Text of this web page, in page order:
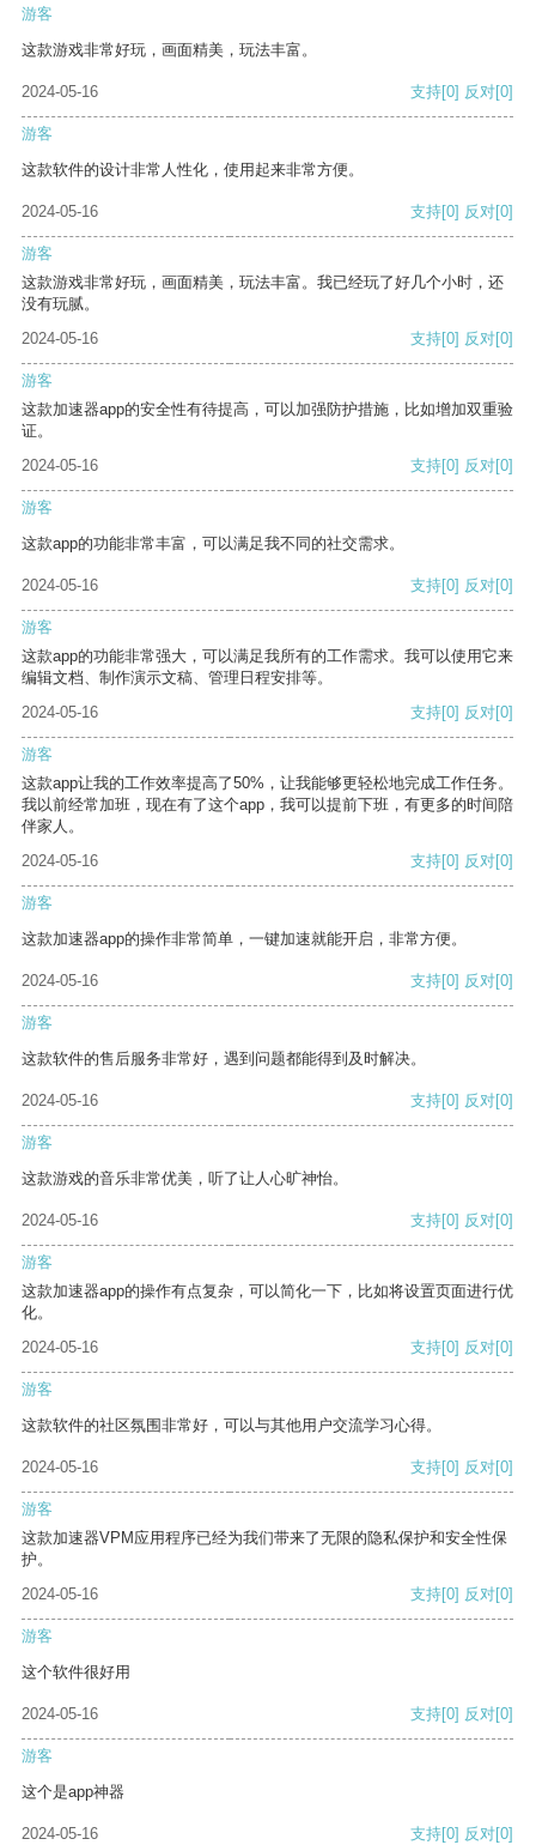
游客
这款游戏非常好玩，画面精美，玩法丰富。
2024-05-16 支持[0] 反对[0]
游客
这款软件的设计非常人性化，使用起来非常方便。
2024-05-16 支持[0] 反对[0]
游客
这款游戏非常好玩，画面精美，玩法丰富。我已经玩了好几个小时，还
没有玩腻。
2024-05-16
支持[0] 反对[0]
游客
这款加速器app的安全性有待提高，可以加强防护措施，比如增加双重验
证。
2024-05-16
支持[0] 反对[0]
游客
这款app的功能非常丰富，可以满足我不同的社交需求。
2024-05-16 支持[0] 反对[0]
游客
这款app的功能非常强大，可以满足我所有的工作需求。我可以使用它来
编辑文档、制作演示文稿、管理日程安排等。
2024-05-16
支持[0] 反对[0]
游客
这款app让我的工作效率提高了50%，让我能够更轻松地完成工作任务。
我以前经常加班，现在有了这个app，我可以提前下班，有更多的时间陪
伴家人。
2024-05-16
支持[0] 反对[0]
游客
这款加速器app的操作非常简单，一键加速就能开启，非常方便。
2024-05-16 支持[0] 反对[0]
游客
这款软件的售后服务非常好，遇到问题都能得到及时解决。
2024-05-16 支持[0] 反对[0]
游客
这款游戏的音乐非常优美，听了让人心旷神怡。
2024-05-16 支持[0] 反对[0]
游客
这款加速器app的操作有点复杂，可以简化一下，比如将设置页面进行优
化。
2024-05-16
支持[0] 反对[0]
游客
这款软件的社区氛围非常好，可以与其他用户交流学习心得。
2024-05-16 支持[0] 反对[0]
游客
这款加速器VPM应用程序已经为我们带来了无限的隐私保护和安全性保
护。
2024-05-16
支持[0] 反对[0]
游客
这个软件很好用
2024-05-16 支持[0] 反对[0]
游客
这个是app神器
2024-05-16 支持[0] 反对[0]